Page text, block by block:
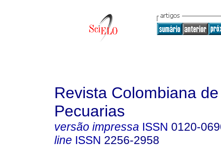
Revista Colombiana
Pecuarias
versão impressa ISSN 0120-
line ISSN 2256-2958